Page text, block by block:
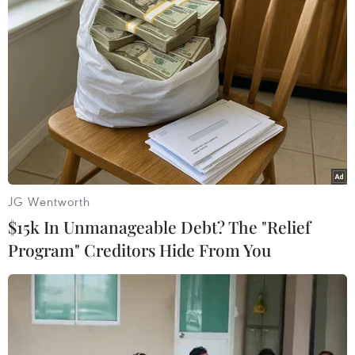
có 59 binh sỹ thiệt mạng, trong đó có 35 người
thiệt mạng trong các vụ tấn công hoặc trong
giao tranh. Đức gần đây là nước đóng góp số
binh sỹ lớn thứ hai cho NATO, sau Mỹ./.
(TTXVN/Vietnam+)
JG Wentworth
$15k In Unmanageable Debt? The "Relief
Program" Creditors Hide From You